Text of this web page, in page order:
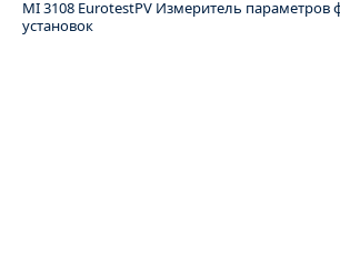
MI 3108 EurotestPV Измеритель параметров
установок